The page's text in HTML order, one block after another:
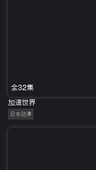
全32集
加速世界
日本动漫